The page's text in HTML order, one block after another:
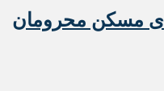
مسکن محرومان